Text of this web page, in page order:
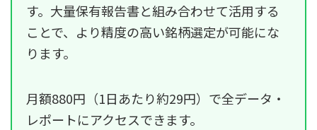
す。大量保有報告書と組み合わせて活用する
ことで、より精度の高い銘柄選定が可能にな
ります。
月額880円（1日あたり約29円）で全データ・
レポートにアクセスできます。